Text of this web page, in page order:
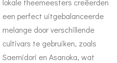
lokale theemeesters creëerden
een perfect uitgebalanceerde
melange door verschillende
cultivars te gebruiken, zoals
Saemidori en Asanoka, wat